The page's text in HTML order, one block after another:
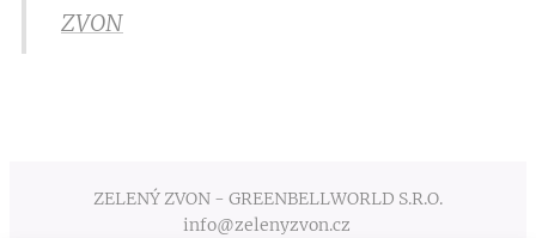
ZVON
ZELENÝ ZVON - GREENBELLWORLD S.R.O.
info@zelenyzvon.cz